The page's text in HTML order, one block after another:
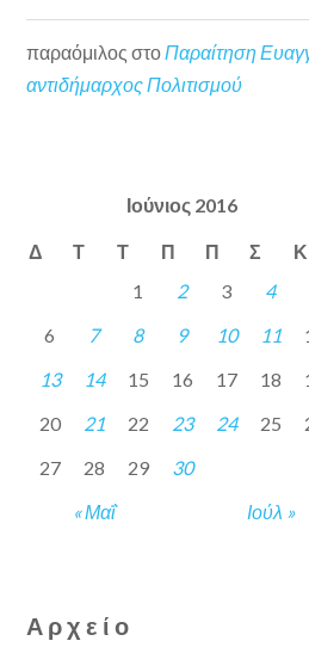
παραόμιλος στοΠαραίτηση
αντιδήμαρχος Πολιτισμού
Ιούνιος 2016
Δ Τ Τ Π Π Σ Κ
« Μαΐ Ιούλ »
1 2 3 4
6
7 8 9 10 11
13
14 15 16 17 18
20
21 22 23 24 25
27
28 29 30
Αρχείο